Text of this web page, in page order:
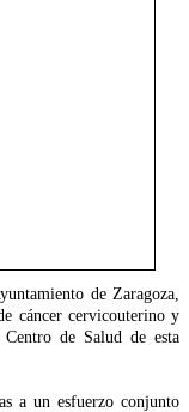
de Zaragoza,
cáncer cervicouterino y
de Salud de esta
a un esfuerzo conjunto